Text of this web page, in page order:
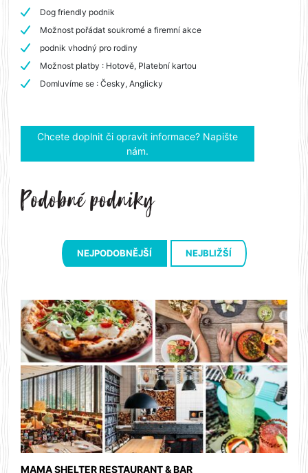
Dog friendly podnik
Možnost pořádat soukromé a firemní akce
podnik vhodný pro rodiny
Možnost platby : Hotově, Platební kartou
Domluvíme se : Česky, Anglicky
Chcete doplnit či opravit informace? Napište
nám.
NEJPODOBNĚJŠÍ NEJBLIŽŠÍ
MAMA SHELTER RESTAURANT & BAR